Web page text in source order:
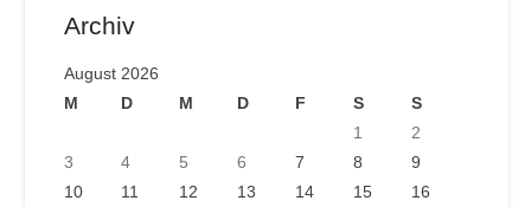
Archiv
August 2026
M
D M D F S
S
1
2
3
4 5 6 7 8
9
10
11 12 13 14 15
16